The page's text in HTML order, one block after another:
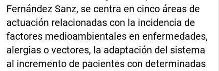
Fernández Sanz, se centra en cinco áreas de
actuación relacionadas con la incidencia de
factores medioambientales en enfermedades,
alergias o vectores, la adaptación del sistema
al incremento de pacientes con determinadas